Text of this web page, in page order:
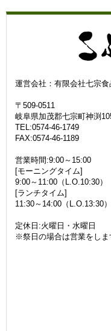
運営会社：有限会社七宗食
〒509-0511
岐阜県加茂郡七宗町神渕
TEL:0574-46-1749
FAX:0574-46-1189
営業時間:9:00～15:00
[モーニングタイム]
9:00～11:00（L.O.10:30）
[ランチタイム]
11:30～14:00（L.O.13:30）
定休日:火曜日・水曜日
※祭日の場合は営業をしま